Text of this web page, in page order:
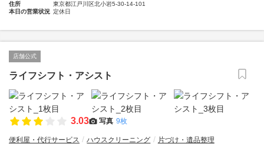
住所
東京都江戸川区北小岩5-30-14-101
本日の営業状況 定休日
店舗公式
ライフシフト・アシスト
3.03 写真 9枚
便利屋・代行サービス ハウスクリーニング 片づけ・遺品整理